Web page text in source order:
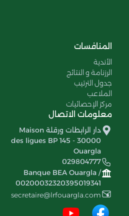
المنافسات
الأندية
الرزنامة و النتائج
جدول الترتيب
الملاعب
مركز الإحصائيات
معلومات الاتصال
دار الرابطات ورقلة Maison
des ligues BP 145 - 30000
Ouargla
029804777
Banque BEA Ouargla /
00200032320395019341
secretaire@lrfouargla.com